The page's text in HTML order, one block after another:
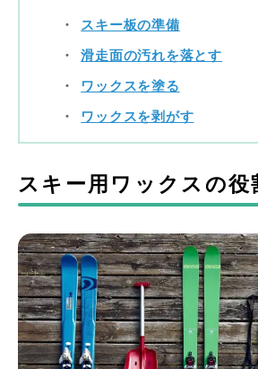
スキー板の準備
滑走面の汚れを落とす
ワックスを塗る
ワックスを剥がす
スキー用ワックスの役